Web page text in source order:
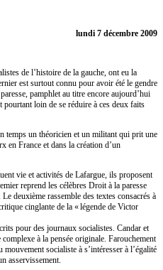
lundi 7 décembre 2009
de l’histoire de la gauche, ont eu la
est surtout connu pour avoir été le gendre
pamphlet au titre encore aujourd’hui
pourtant loin de se réduire à ces deux faits
temps un théoricien et un militant qui prit une
en France et dans la création d’un
vie et activités de Lafargue, ils proposent
reprend les célèbres Droit à la paresse
deuxième rassemble des textes consacrés à
cinglante de la « légende de Victor
pour des journaux socialistes. Candar et
à la pensée originale. Farouchement
socialiste à s’intéresser à l’égalité
asservissement.